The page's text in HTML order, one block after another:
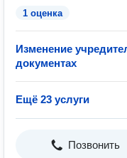
1 оценка
Изменение
документах
Ещё 23 услуги
Позвонить